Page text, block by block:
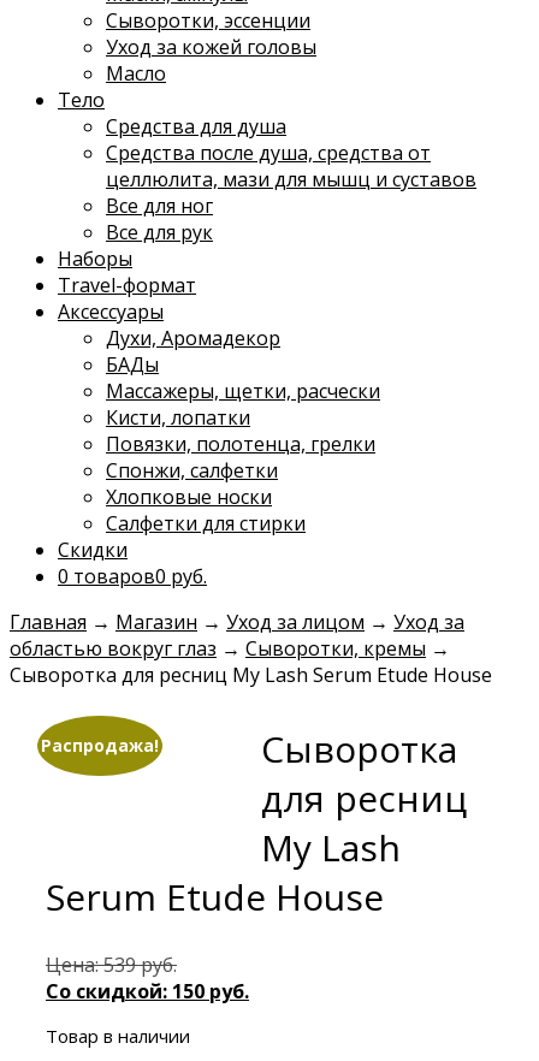
Сыворотки, эссенции
Уход за кожей головы
Масло
Тело
Средства для душа
Средства после душа, средства от
целлюлита, мази для мышц и суставов
Все для ног
Все для рук
Наборы
Travel-формат
Аксессуары
Духи, Аромадекор
БАДы
Массажеры, щетки, расчески
Кисти, лопатки
Повязки, полотенца, грелки
Спонжи, салфетки
Хлопковые носки
Салфетки для стирки
Скидки
0 товаров0 руб.
Главная → Магазин → Уход за лицом → Уход за
областью вокруг глаз → Сыворотки, кремы →
Сыворотка для ресниц My Lash Serum Etude House
Распродажа!
Сыворотка
для ресниц
My Lash
Serum Etude House
Цена:539руб.Первоначальная
цена
539 руб..
Со скидкой: 150 руб.Текущая
Товар в наличии